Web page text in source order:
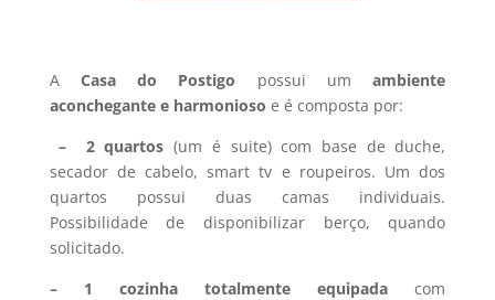
ACasa do Postigo possui umambiente
aconchegante e harmonioso e é composta por:
– 2 quartos(um é suite) com base de duche,
secador de cabelo, smart tv e roupeiros. Um dos
quartos possui duas camas individuais.
Possibilidade de disponibilizar berço, quando
solicitado.
– 1
cozinha totalmente equipada com